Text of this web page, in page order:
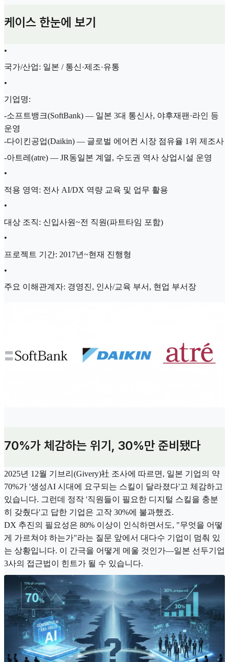
케이스 한눈에 보기
•
국가/산업: 일본 / 통신·제조·유통
•
기업명:
-소프트뱅크(SoftBank) — 일본 3대 통신사, 야후재팬·라인 등
운영
-다이킨공업(Daikin) — 글로벌 에어컨 시장 점유율 1위 제조사
-아트레(atre) — JR동일본 계열, 수도권 역사 상업시설 운영
•
적용 영역: 전사 AI/DX 역량 교육 및 업무 활용
•
대상 조직: 신입사원~전 직원(파트타임 포함)
•
프로젝트 기간: 2017년~현재 진행형
•
주요 이해관계자: 경영진, 인사/교육 부서, 현업 부서장
70%가 체감하는 위기, 30%만 준비됐다
2025년 12월 기브리(Givery)社 조사에 따르면, 일본 기업의 약
70%가 '생성AI 시대에 요구되는 스킬이 달라졌다'고 체감하고
있습니다. 그런데 정작 '직원들이 필요한 디지털 스킬을 충분
히 갖췄다'고 답한 기업은 고작 30%에 불과했죠.
DX 추진의 필요성은 80% 이상이 인식하면서도, "무엇을 어떻
게 가르쳐야 하는가"라는 질문 앞에서 대다수 기업이 멈춰 있
는 상황입니다. 이 간극을 어떻게 메울 것인가—일본 선두기업
3사의 접근법이 힌트가 될 수 있습니다.